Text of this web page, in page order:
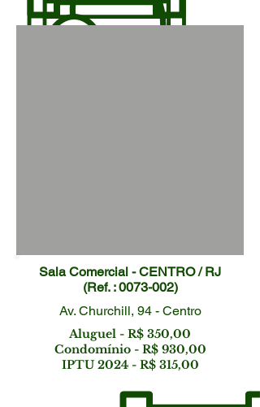
Sala Comercial - CENTRO / RJ
(Ref. :0073-002)
Av. Churchill, 94 - Centro
Aluguel - R$ 350,00
Condomínio - R$ 930,00
IPTU 2024 - R$ 315,00